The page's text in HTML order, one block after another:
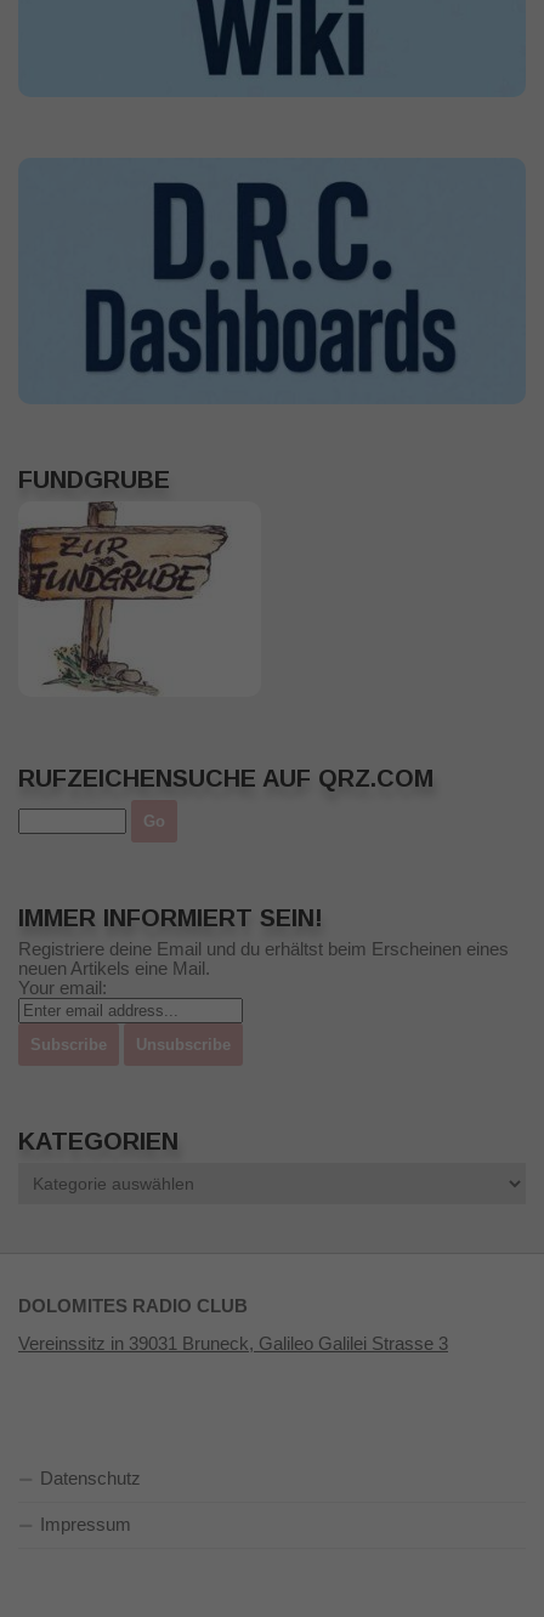
FUNDGRUBE
RUFZEICHENSUCHE AUF QRZ.COM
IMMER INFORMIERT SEIN!
Registriere deine Email und du erhältst beim Erscheinen eines
neuen Artikels eine Mail.
Your email:
KATEGORIEN
DOLOMITES RADIO CLUB
Vereinssitz in 39031 Bruneck, Galileo Galilei Strasse 3
Datenschutz
Impressum